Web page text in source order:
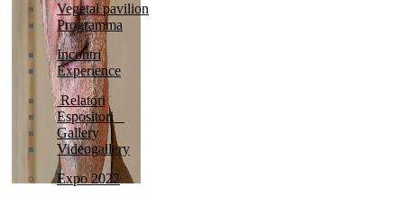
Vegetal pavilion
Programma
Incontri
Experience
Relatori
Espositori
Gallery
Videogallery
Expo 2022